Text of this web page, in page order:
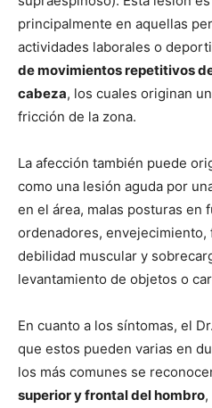
principalmente en aquellas
actividades laborales o
de movimientos repetitivos
cabeza, los cuales originan
fricción de la zona.
La afección también puede
como una lesión aguda por
en el área, malas posturas en
ordenadores, envejecimiento,
debilidad muscular y
levantamiento de objetos o
En cuanto a los síntomas, el
que estos pueden varias en
los más comunes se
superior y frontal del hombro